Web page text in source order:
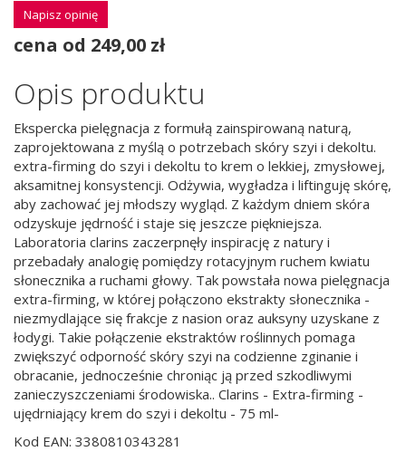
Napisz opinię
cena od 249,00 zł
Opis produktu
Ekspercka pielęgnacja z formułą zainspirowaną naturą,
zaprojektowana z myślą o potrzebach skóry szyi i dekoltu.
extra-firming do szyi i dekoltu to krem o lekkiej, zmysłowej,
aksamitnej konsystencji. Odżywia, wygładza i liftinguję skórę,
aby zachować jej młodszy wygląd. Z każdym dniem skóra
odzyskuje jędrność i staje się jeszcze piękniejsza.
Laboratoria clarins zaczerpnęły inspirację z natury i
przebadały analogię pomiędzy rotacyjnym ruchem kwiatu
słonecznika a ruchami głowy. Tak powstała nowa pielęgnacja
extra-firming, w której połączono ekstrakty słonecznika -
niezmydlające się frakcje z nasion oraz auksyny uzyskane z
łodygi. Takie połączenie ekstraktów roślinnych pomaga
zwiększyć odporność skóry szyi na codzienne zginanie i
obracanie, jednocześnie chroniąc ją przed szkodliwymi
zanieczyszczeniami środowiska.. Clarins - Extra-firming -
ujędrniający krem do szyi i dekoltu - 75 ml-
Kod EAN: 3380810343281